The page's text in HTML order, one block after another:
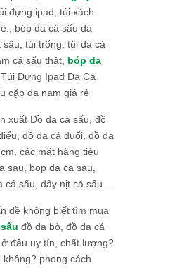
đựng ipad, túi xách
bóp da cá sấu da
sấu, túi trống, túi da cá
cá sấu thật, bóp da
Đựng Ipad Da Cá
cặp da nam giá rẻ
xuất Đồ da cá sấu, đồ
đồ da cá đuối, đồ da
các mặt hàng tiêu
sau, bop da ca sau,
sấu, dây nịt cá sấu...
đề không biết tìm mua
đồ da bò, đồ da cá
đâu uy tín, chất lượng?
phong cách